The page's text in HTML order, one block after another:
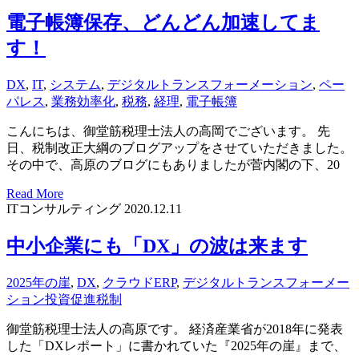
電子帳簿保存、どんどん加速してま
す！
DX, IT, システム, デジタルトランスフォーメーション, ペー
パレス, 業務効率化, 税務, 経理, 電子帳簿
こんにちは、御堂筋税理士法人の高岡でございます。 先
日、税制改正大綱のブログアップをさせていただきました。
その中で、高原のブログにもありましたが菅内閣の下、20
Read More
ITコンサルティング 2020.12.11
中小企業にも「DX」の波は来ます
2025年の崖, DX, クラウドERP, デジタルトランスフォーメー
ション投資促進税制
御堂筋税理士法人の高原です。 経済産業省が2018年に発表
した「DXレポート」に書かれていた『2025年の崖』まで、